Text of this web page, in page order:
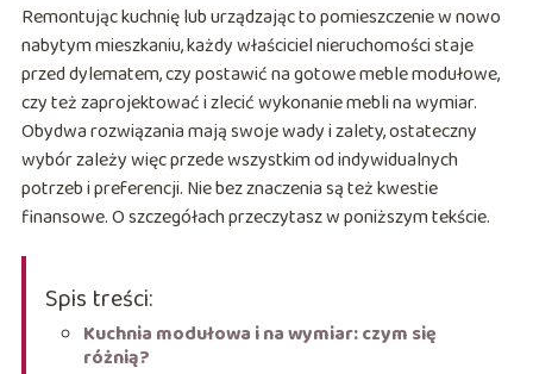
Remontując kuchnię lub urządzając to pomieszczenie w nowo
nabytym mieszkaniu, każdy właściciel nieruchomości staje
przed dylematem, czy postawić na gotowe meble modułowe,
czy też zaprojektować i zlecić wykonanie mebli na wymiar.
Obydwa rozwiązania mają swoje wady i zalety, ostateczny
wybór zależy więc przede wszystkim od indywidualnych
potrzeb i preferencji. Nie bez znaczenia są też kwestie
finansowe. O szczegółach przeczytasz w poniższym tekście.
Spis treści:
Kuchnia modułowa i na wymiar: czym się
różnią?